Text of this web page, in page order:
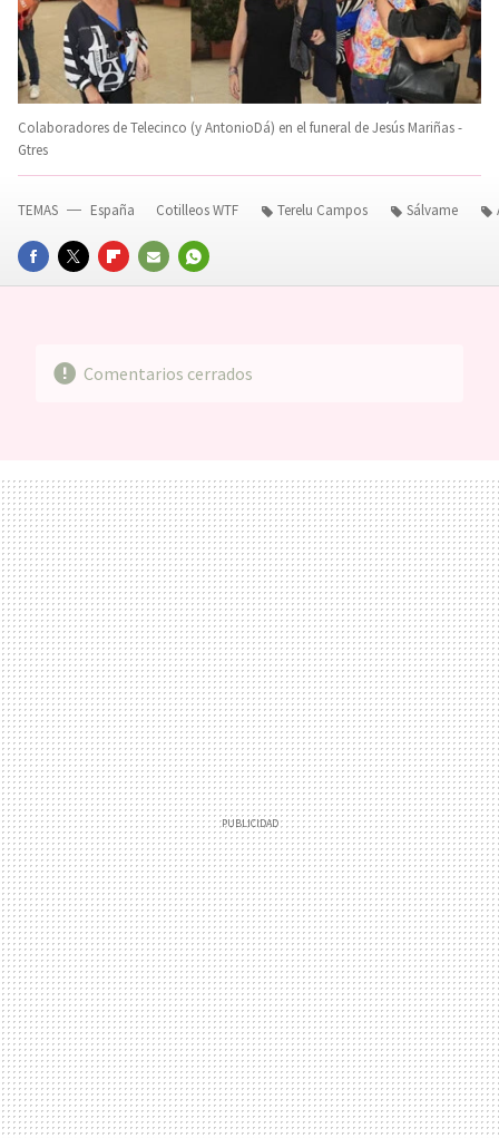
Colaboradores de Telecinco (y AntonioDá) en el funeral de Jesús Mariñas -
Gtres
FACEBOOKTWITTERFLIPBOARD
E-
WHATSAPP
TEMAS España Cotilleos WTF Terelu Campos Sálvame
Comentarios cerrados